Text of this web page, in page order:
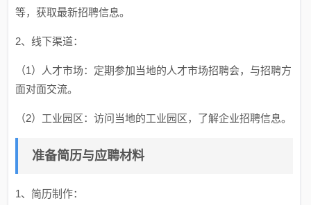
等，获取最新招聘信息。
2、线下渠道：
（1）人才市场：定期参加当地的人才市场招聘会，与招聘方
面对面交流。
（2）工业园区：访问当地的工业园区，了解企业招聘信息。
准备简历与应聘材料
1、简历制作：